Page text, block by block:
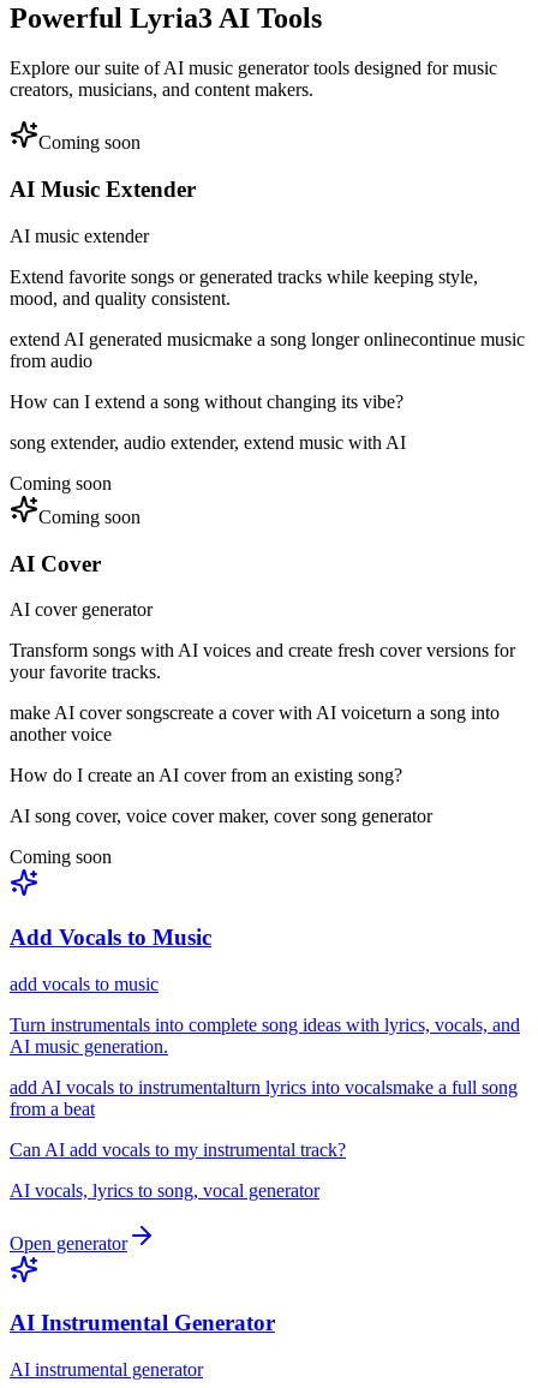
Powerful Lyria3 AI Tools
Explore our suite of AI music generator tools designed for music
creators, musicians, and content makers.
Coming soon
AI Music Extender
AI music extender
Extend favorite songs or generated tracks while keeping style,
mood, and quality consistent.
extend AI generated musicmake a song longer onlinecontinue music
from audio
How can I extend a song without changing its vibe?
song extender, audio extender, extend music with AI
Coming soon
Coming soon
AI Cover
AI cover generator
Transform songs with AI voices and create fresh cover versions for
your favorite tracks.
make AI cover songscreate a cover with AI voiceturn a song into
another voice
How do I create an AI cover from an existing song?
AI song cover, voice cover maker, cover song generator
Coming soon
Add Vocals to Music
add vocals to music
Turn instrumentals into complete song ideas with lyrics, vocals, and
AI music generation.
add AI vocals to instrumentalturn lyrics into vocalsmake a full song
from a beat
Can AI add vocals to my instrumental track?
AI vocals, lyrics to song, vocal generator
Open generator
AI Instrumental Generator
AI instrumental generator